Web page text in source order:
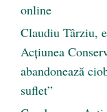
online
Claudiu Târziu,
Acțiunea
abandonează
suflet”